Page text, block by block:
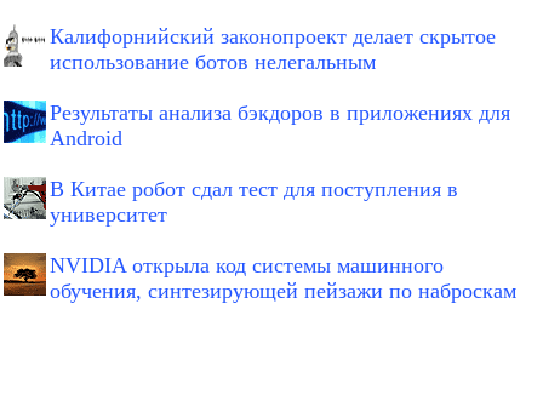
Калифорнийский законопроект делает скрытое
использование ботов нелегальным
Результаты анализа бэкдоров в приложениях для
Android
В Китае робот сдал тест для поступления в
университет
NVIDIA открыла код системы машинного
обучения, синтезирующей пейзажи по наброскам